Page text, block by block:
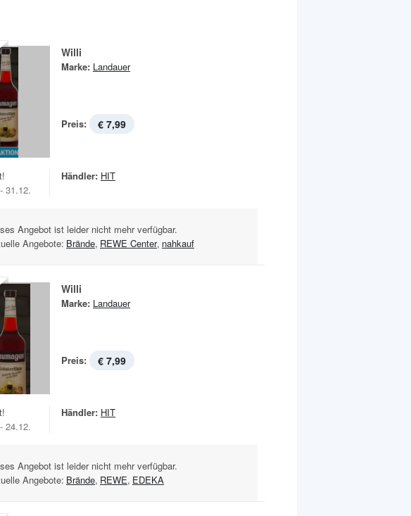
Willi
Marke: Landauer
Preis: € 7,99
31.12.
Händler: HIT
Angebot ist leider nicht mehr verfügbar.
Angebote: Brände, REWE Center, nahkauf
Willi
Marke: Landauer
Preis: € 7,99
24.12.
Händler: HIT
Angebot ist leider nicht mehr verfügbar.
Angebote: Brände, REWE, EDEKA